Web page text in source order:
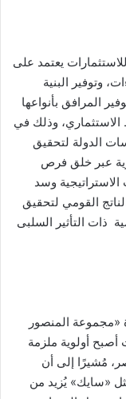
يعتمد على
وتوفير البنية
المرافق بأنواعها
وذلك في
الدولة لتحقيق
عبر خلق فرص
الاستراتيجية وسد
القومي لتحقيق
ذات التأثير السلبى
المنصور
أصبح أولوية ملزمة
مُشيرًا إلى أن
«سايك» يُزيد من